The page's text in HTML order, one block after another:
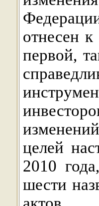
отнесен
первой,
целей
2010
шести